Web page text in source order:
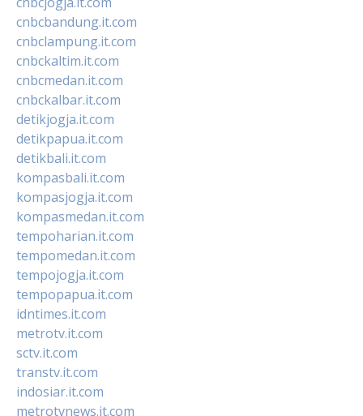
cnbcbandung.it.com
cnbclampung.it.com
cnbckaltim.it.com
cnbcmedan.it.com
cnbckalbar.it.com
detikjogja.it.com
detikpapua.it.com
detikbali.it.com
kompasbali.it.com
kompasjogja.it.com
kompasmedan.it.com
tempoharian.it.com
tempomedan.it.com
tempojogja.it.com
tempopapua.it.com
idntimes.it.com
metrotv.it.com
sctv.it.com
transtv.it.com
indosiar.it.com
metrotvnews.it.com